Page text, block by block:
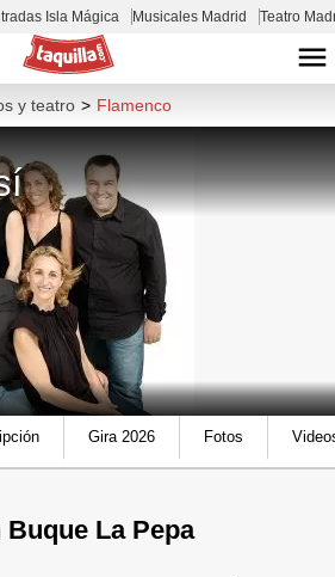
Isla Mágica Musicales Madrid Teatro
y teatro > Flamenco
Gira 2026 Fotos
La Pepa